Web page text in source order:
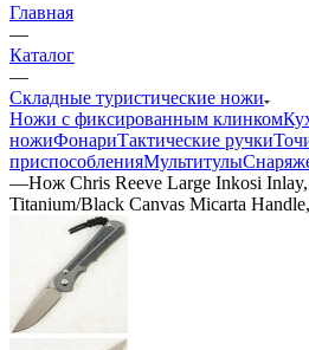
Главная
—
Каталог
—
Складные туристические ножи
Ножи с фиксированным клинком
ножиФонариТактические ручки
приспособленияМультитулы
—Нож Chris Reeve Large Inkosi
Titanium/Black Canvas Micarta